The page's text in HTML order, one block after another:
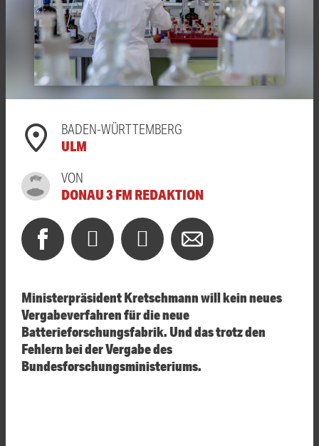
BADEN-WÜRTTEMBERG
ULM
VON
DONAU 3 FM REDAKTION
Ministerpräsident Kretschmann will kein neues
Vergabeverfahren für die neue
Batterieforschungsfabrik. Und das trotz den
Fehlern bei der Vergabe des
Bundesforschungsministeriums.